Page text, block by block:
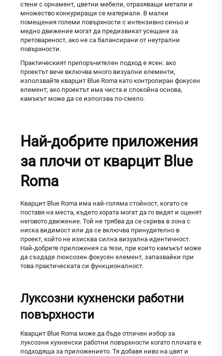
стени с орнамент, цветни мебели, отразяващи метали и
множество конкуриращи се материали. В малки
помещения големи повърхности с интензивно синьо и
медно движение могат да предизвикат усещане за
претовареност, ако не са балансирани от неутрални
повърхности.
Практическият препоръчителен подход е ясен: ако
проектът вече включва много визуални елементи,
използвайте кварцит Blue Roma като контролиран фокусен
елемент; ако проектът има чиста и спокойна основа,
камъкът може да се използва по-смело.
Най-добрите приложения
за плочи от кварцит Blue
Roma
Кварцит Blue Roma има най-голяма стойност, когато се
поставя на места, където хората могат да го видят и оценят
неговото движение. Той не трябва да се скрива в зона с
ниска видимост или да се включва принудително в
проект, който не изисква силна визуална идентичност.
Най-добрите приложения са тези, при които камъкът може
да създаде люксозен фокусен елемент, запазвайки при
това практическата си функционалност.
Луксозни кухненски работни
повърхности
Кварцит Blue Roma може да бъде отличен избор за
луксозни кухненски работни повърхности когато плочата е
подходяща за приложението. Тя добавя ниво на цвят и